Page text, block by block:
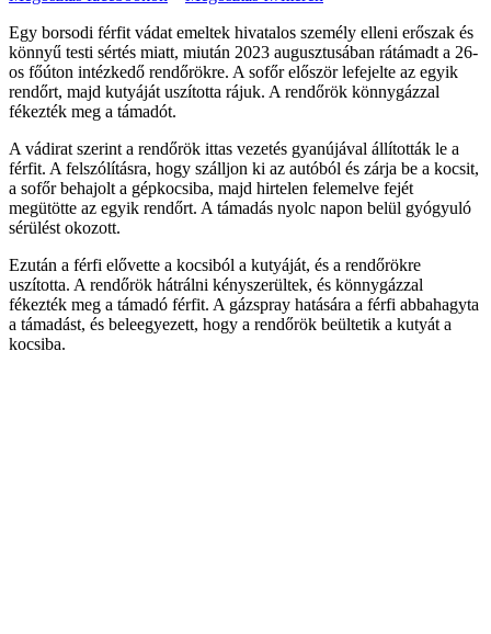
Egy borsodi férfit vádat emeltek hivatalos személy elleni erőszak és
könnyű testi sértés miatt, miután 2023 augusztusában rátámadt a 26-
os főúton intézkedő rendőrökre. A sofőr először lefejelte az egyik
rendőrt, majd kutyáját uszította rájuk. A rendőrök könnygázzal
fékezték meg a támadót.
A vádirat szerint a rendőrök ittas vezetés gyanújával állították le a
férfit. A felszólításra, hogy szálljon ki az autóból és zárja be a kocsit,
a sofőr behajolt a gépkocsiba, majd hirtelen felemelve fejét
megütötte az egyik rendőrt. A támadás nyolc napon belül gyógyuló
sérülést okozott.
Ezután a férfi elővette a kocsiból a kutyáját, és a rendőrökre
uszította. A rendőrök hátrálni kényszerültek, és könnygázzal
fékezték meg a támadó férfit. A gázspray hatására a férfi abbahagyta
a támadást, és beleegyezett, hogy a rendőrök beültetik a kutyát a
kocsiba.